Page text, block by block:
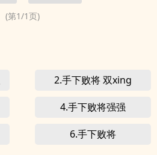
(第1/1页)
2.手下败将 双xing
4.手下败将强强
6.手下败将